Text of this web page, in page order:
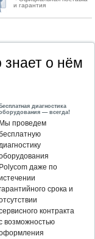
и гарантия
знает о нём
диагностика
— всегда!
Мы проведем
диагностику
Polycom даже по
срока и
контракта
возможностью